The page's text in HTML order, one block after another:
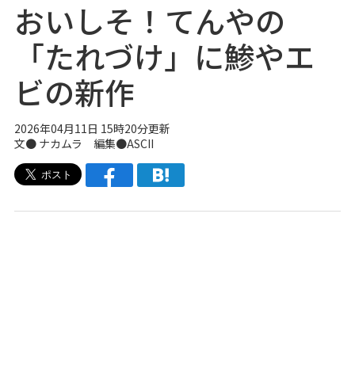
おいしそ！てんやの
「たれづけ」に鯵やエ
ビの新作
2026年04月11日 15時20分更新
文● ナカムラ 編集●ASCII